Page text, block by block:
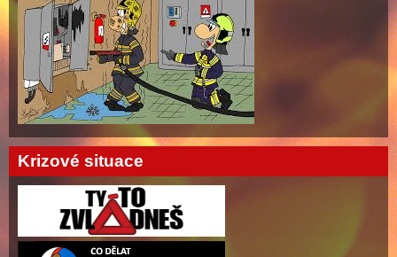
Krizové situace